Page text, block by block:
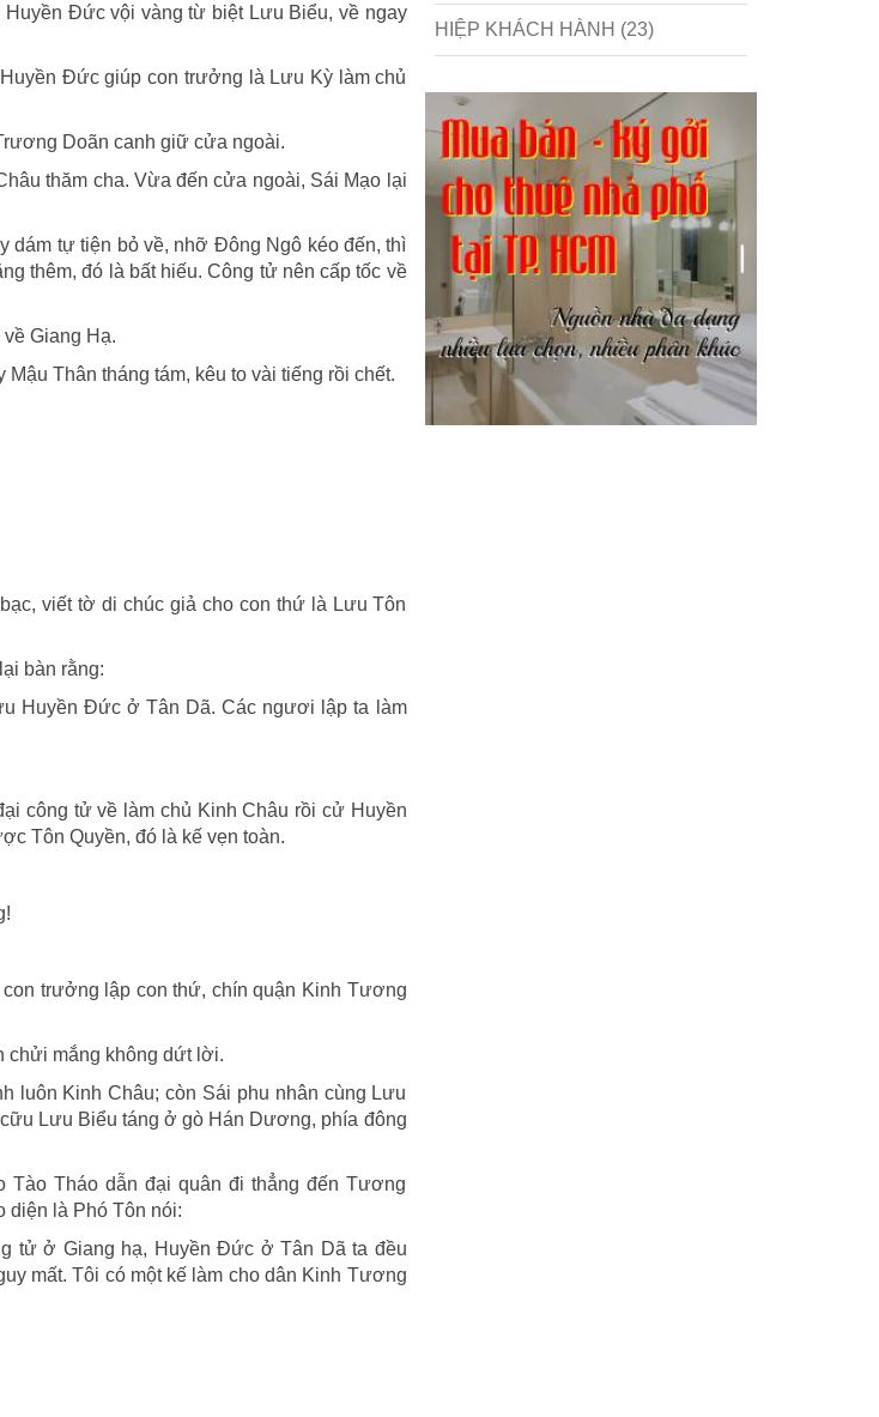
Đức vội vàng từ biệt Lưu Biểu, về ngay
Đức giúp con trưởng là Lưu Kỳ làm chủ
Doãn canh giữ cửa ngoài.
thăm cha. Vừa đến cửa ngoài, Sái Mạo lại
dám tự tiện bỏ về, nhỡ Đông Ngô kéo đến, thì
thêm, đó là bất hiếu. Công tử nên cấp tốc về
Giang Hạ.
Thân tháng tám, kêu to vài tiếng rồi chết.
viết tờ di chúc giả cho con thứ là Lưu Tôn
bàn rằng:
Huyền Đức ở Tân Dã. Các ngươi lập ta làm
công tử về làm chủ Kinh Châu rồi cử Huyền
Tôn Quyền, đó là kế vẹn toàn.
trưởng lập con thứ, chín quận Kinh Tương
chửi mắng không dứt lời.
luôn Kinh Châu; còn Sái phu nhân cùng Lưu
Lưu Biểu táng ở gò Hán Dương, phía đông
Tháo dẫn đại quân đi thẳng đến Tương
diện là Phó Tôn nói:
tử ở Giang hạ, Huyền Đức ở Tân Dã ta đều
mất. Tôi có một kế làm cho dân Kinh Tương
HIỆP KHÁCH HÀNH (23)
Kinh tế(1)
Kỹ năng(18)
Liên Thành quyết(13)
LỘC ĐỈNH KÝ (52)
Nước ngoài(5)
Phi Hồ ngoại truyện